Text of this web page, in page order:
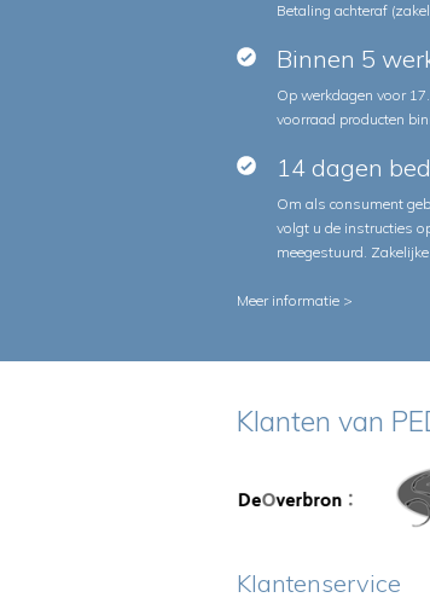
Betaling achteraf
Binnen 5
Op werkdagen voor
voorraad producten
14 dagen
Om als consument
volgt u de instructies
meegestuurd.
Meer informatie >
Klanten van
Klantenservice